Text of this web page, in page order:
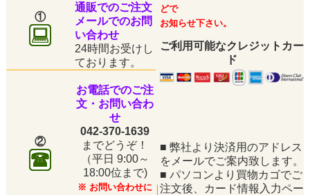
①
通販でのご注文
メールでのお問
い合わせ
24時間お受けし
ております。
どで
お知らせ下さい。
ご利用可能なクレジットカー
ド
②
お電話でのご注
文・お問い合わ
せ
042-370-1639
までどうぞ！
（平日 9:00～
18:00位まで)
※ お問い合わせに
■ 弊社より決済用のアドレス
をメールでご案内致します。
■ パソコンより買物カゴでご
注文後、カード情報入力ペー